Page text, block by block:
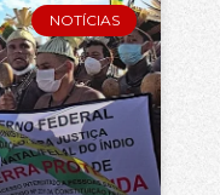
NOTÍCIAS